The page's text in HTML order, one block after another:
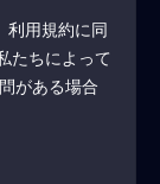
利用規約に同
たちによって
がある場合